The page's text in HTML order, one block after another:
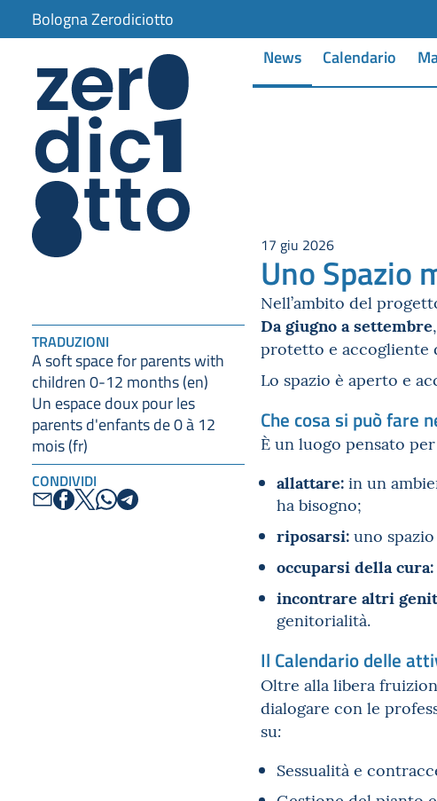
Bologna Zerodiciotto
News Calendario
TRADUZIONI
A soft space for parents with
children 0-12 months (en)
Un espace doux pour les
parents d'enfants de 0 à 12
mois (fr)
CONDIVIDI
17 giu 2026
Uno Spazio
Nell’ambito del
Da giugno a settembre
protetto e accogliente
Lo spazio è aperto e
Che cosa si può fare
È un luogo pensato
allattare: in un
ha bisogno;
riposarsi: uno
occuparsi della cura:
incontrare altri
genitorialità.
Il Calendario delle
Oltre alla libera
dialogare con le
su:
Sessualità e